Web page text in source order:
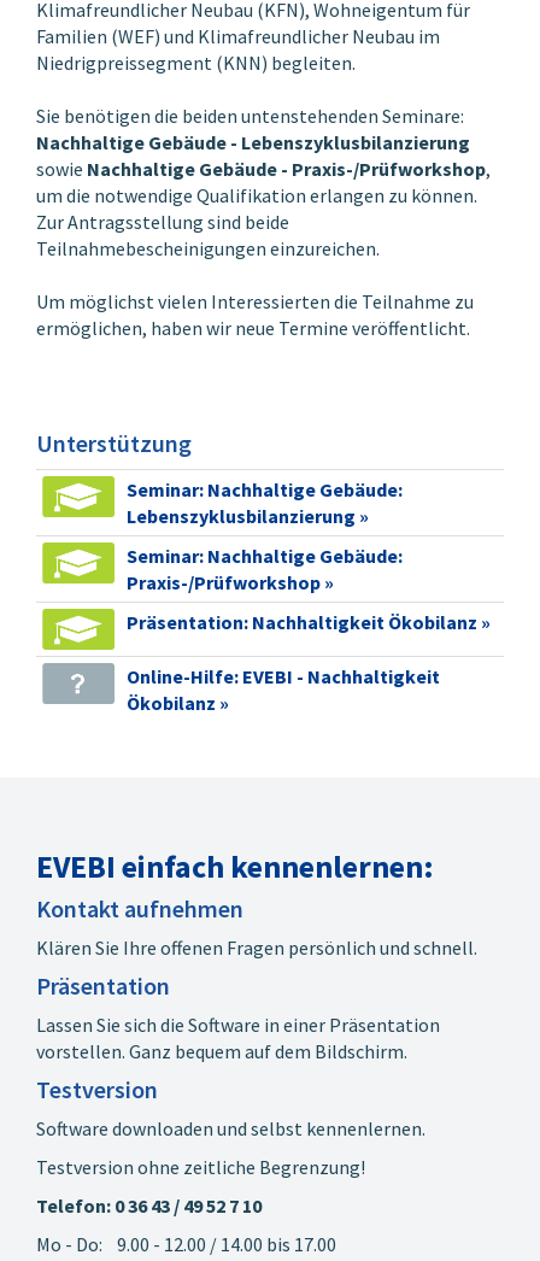
Primärenergiebedafs,
nicht erneuerbar, (QP,ne
für die Module A1-A3
(Herstellung), B4
(Austausch), D1
(Recycling) und B6
(Betrieb) absolut und
auf die
Nettoraumfläche
bezogen (QNG
Bilanzierungsregeln
3.1.1, 3.2.1.1, 3.2.1.2)
Prüfung der Ökobilanz
der Ökobilanz Gebäude
Verwendung der
ÖKOBAUDAT Version
2020 bzw. der Tabelle
Ökobilanzierung -
Rechenwerte 2023
(gültig ab 01.03.2023)
Berechnung nach dem
Qualitätssiegel
Nachhaltiges Gebäude
(QNG)
grafisch
Umfangreicher
Ergebnisbericht auf
Weitergabe an die
Zertifizierungsstelle
Nachhaltigkeitszertifikat
sowie an den Kunden
mit detaillierten
Klimafreundlicher Neubau (KFN), Wohneigentum für
Familien (WEF) und Klimafreundlicher Neubau im
Niedrigpreissegment (KNN) begleiten.
Sie benötigen die beiden untenstehenden Seminare:
Nachhaltige Gebäude - Lebenszyklusbilanzierung
sowie Nachhaltige Gebäude - Praxis-/Prüfworkshop,
um die notwendige Qualifikation erlangen zu können.
Zur Antragsstellung sind beide
Teilnahmebescheinigungen einzureichen.
Um möglichst vielen Interessierten die Teilnahme zu
ermöglichen, haben wir neue Termine veröffentlicht.
Unterstützung
Seminar: Nachhaltige Gebäude:
Lebenszyklusbilanzierung »
Seminar: Nachhaltige Gebäude:
Praxis-/Prüfworkshop »
Präsentation: Nachhaltigkeit Ökobilanz »
Online-Hilfe: EVEBI - Nachhaltigkeit
Ökobilanz »
EVEBI einfach kennenlernen:
Kontakt aufnehmen
Klären Sie Ihre offenen Fragen persönlich und schnell.
Präsentation
Lassen Sie sich die Software in einer Präsentation
vorstellen. Ganz bequem auf dem Bildschirm.
Testversion
Software downloaden und selbst kennenlernen.
Testversion ohne zeitliche Begrenzung!
Telefon: 0 36 43 / 49 52 7 10
Mo - Do: 9.00 - 12.00 / 14.00 bis 17.00